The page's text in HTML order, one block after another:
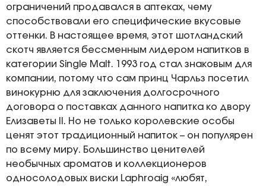
ограничений продавался в аптеках, чему
способствовали его специфические вкусовые
оттенки. В настоящее время, этот шотландский
скотч является бессменным лидером напитков в
категории Single Malt. 1993 год стал знаковым для
компании, потому что сам принц Чарльз посетил
винокурню для заключения долгосрочного
договора о поставках данного напитка ко двору
Елизаветы II. Но не только королевские особы
ценят этот традиционный напиток – он популярен
по всему миру. Большинство ценителей
необычных ароматов и коллекционеров
односолодовых виски Laphroaig «любят,